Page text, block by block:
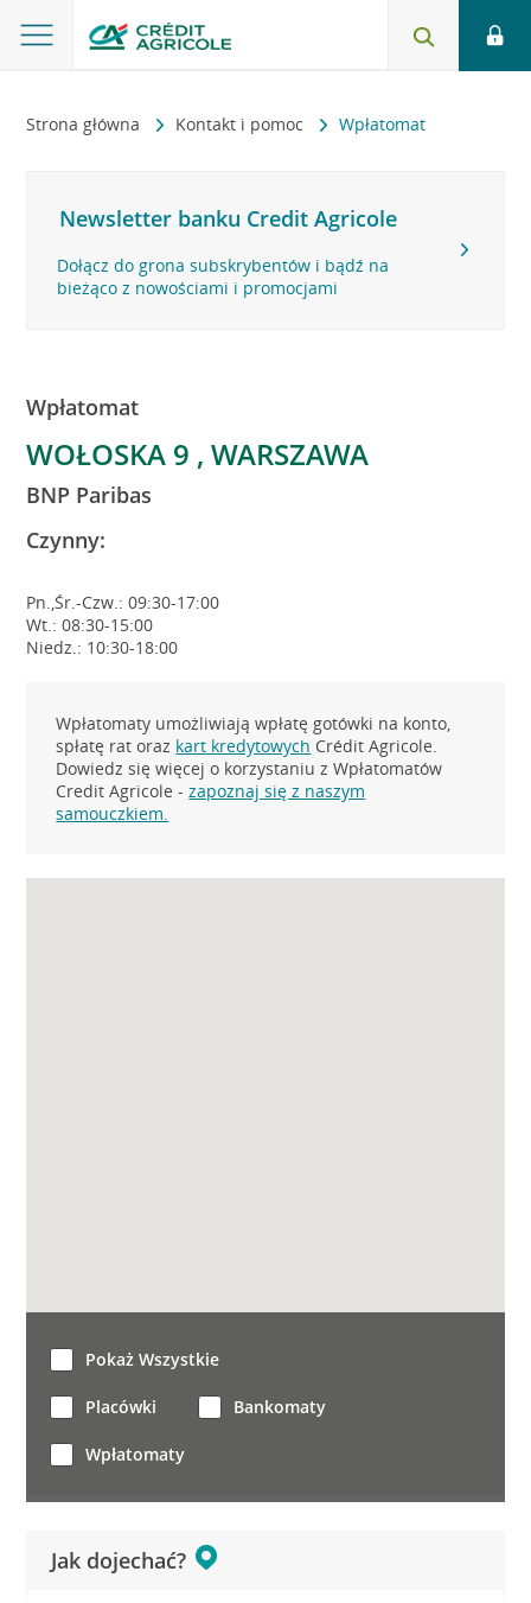
Strona główna Kontakt i pomoc Wpłatomat
Newsletter banku Credit Agricole
Dołącz do grona subskrybentów i bądź na
bieżąco z nowościami i promocjami
Wpłatomat
WOŁOSKA 9 , WARSZAWA
BNP Paribas
Czynny:
Pn.,Śr.-Czw.: 09:30-17:00
Wt.: 08:30-15:00
Niedz.: 10:30-18:00
Wpłatomaty umożliwiają wpłatę gotówki na konto,
spłatę rat oraz kart kredytowych Crédit Agricole.
Dowiedz się więcej o korzystaniu z Wpłatomatów
Credit Agricole -zapoznaj się z naszym
samouczkiem.
Jak dojechać?
Pokaż Wszystkie
Placówki Bankomaty
Wpłatomaty